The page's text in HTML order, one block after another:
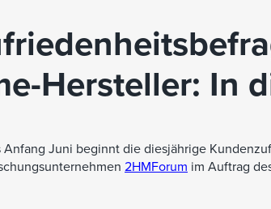
Hersteller: In
Anfang Juni beginnt die diesjährige
2HMForum im Auftrag